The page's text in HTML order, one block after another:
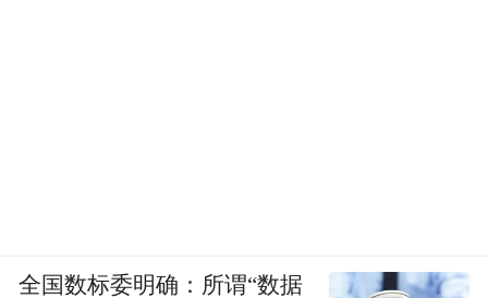
全国数标委明确：所谓“数据